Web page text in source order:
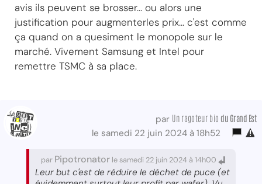
avis ils peuvent se brosser... ou alors une
justification pour augmenterles prix... c'est comme
ça quand on a quesiment le monopole sur le
marché. Vivement Samsung et Intel pour
remettre TSMC à sa place.
par Un ragoteur bio du Grand Est
le samedi 22 juin 2024 à 18h52
par Pipotronator le samedi 22 juin 2024 à 14h00
Leur but c'est de réduire le déchet de puce (et